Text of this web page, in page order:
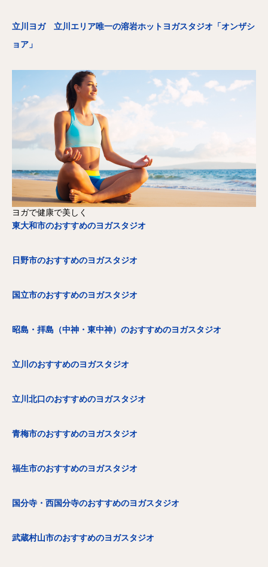
立川ヨガ 立川エリア唯一の溶岩ホットヨガスタジオ「オンザシ
ョア」
ヨガで健康で美しく
東大和市のおすすめのヨガスタジオ
日野市のおすすめのヨガスタジオ
国立市のおすすめのヨガスタジオ
昭島・拝島（中神・東中神）のおすすめのヨガスタジオ
立川のおすすめのヨガスタジオ
立川北口のおすすめのヨガスタジオ
青梅市のおすすめのヨガスタジオ
福生市のおすすめのヨガスタジオ
国分寺・西国分寺のおすすめのヨガスタジオ
武蔵村山市のおすすめのヨガスタジオ